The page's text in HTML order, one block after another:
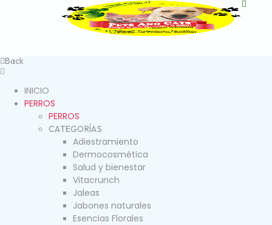
Back
INICIO
PERROS
PERROS
CATEGORÍAS
Adiestramiento
Dermocosmética
Salud y bienestar
Vitacrunch
Jaleas
Jabones naturales
Esencias Florales